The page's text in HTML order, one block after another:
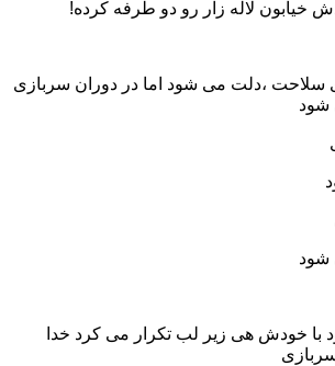
لاله زار رو دو طرفه کرده!
سلاحت ،دلت می شود اما در دوران سربازی
شود
شود
با خودش هی زیر لب تکرار می کرد خدا
سربازی